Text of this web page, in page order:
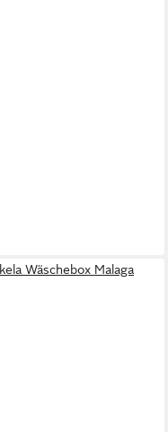
kela Wäschebox Malaga